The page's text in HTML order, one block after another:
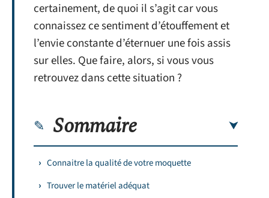
certainement, de quoi il s’agit car vous
connaissez ce sentiment d’étouffement et
l’envie constante d’éternuer une fois assis
sur elles. Que faire, alors, si vous vous
retrouvez dans cette situation ?
Sommaire
Connaitre la qualité de votre moquette
Trouver le matériel adéquat